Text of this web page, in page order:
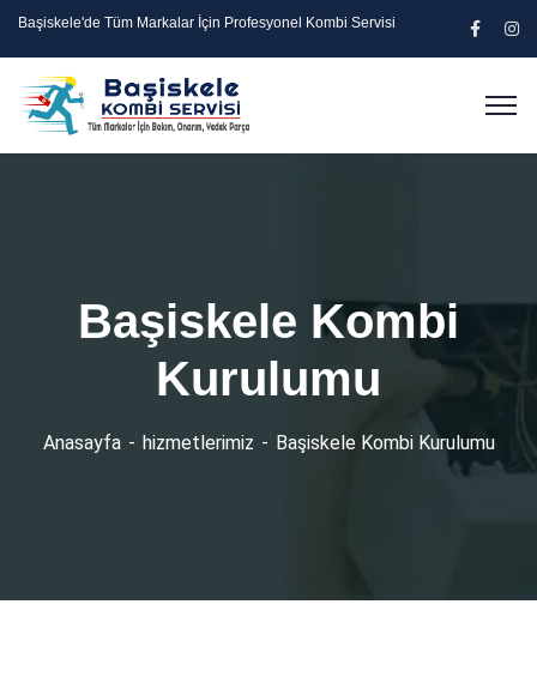
Başiskele'de Tüm Markalar İçin Profesyonel Kombi Servisi
Başiskele Kombi
Kurulumu
Anasayfa hizmetlerimiz Başiskele Kombi Kurulumu